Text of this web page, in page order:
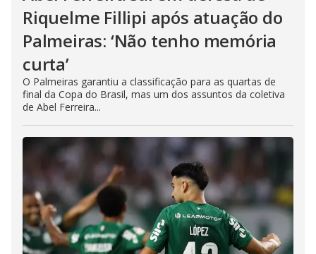
Riquelme Fillipi após atuação do
Palmeiras: ‘Não tenho memória
curta’
O Palmeiras garantiu a classificação para as quartas de
final da Copa do Brasil, mas um dos assuntos da coletiva
de Abel Ferreira...